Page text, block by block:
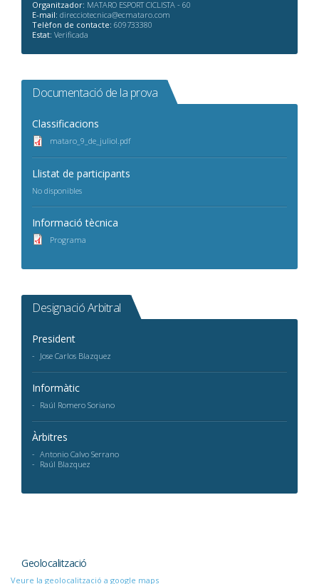
Organitzador: MATARO ESPORT CICLISTA - 60
E-mail: direcciotecnica@ecmataro.com
Telèfon de contacte: 609733380
Estat: Verificada
Documentació de la prova
Classificacions
mataro_9_de_juliol.pdf
Llistat de participants
No disponibles
Informació tècnica
Programa
Designació Arbitral
President
Jose Carlos Blazquez
Informàtic
Raúl Romero Soriano
Àrbitres
Antonio Calvo Serrano
Raúl Blazquez
Geolocalització
Veure la geolocalització a google maps